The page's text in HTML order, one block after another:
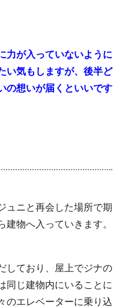
力が入っていないように
い気もしますが、後半ど
の想いが届くといいです
ュニと再会した場所で期
物へ入っていきます。
しており、屋上でジナの
同じ建物内にいることに
のエレベーターに乗り込